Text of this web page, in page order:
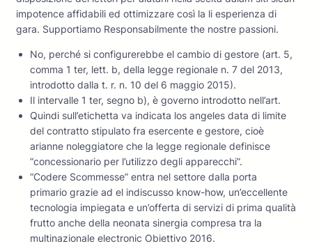
impotence affidabili ed ottimizzare così la li esperienza di
gara. Supportiamo Responsabilmente the nostre passioni.
No, perché si configurerebbe el cambio di gestore (art. 5,
comma 1 ter, lett. b, della legge regionale n. 7 del 2013,
introdotto dalla t. r. n. 10 del 6 maggio 2015).
Il intervalle 1 ter, segno b), è governo introdotto nell’art.
Quindi sull’etichetta va indicata los angeles data di limite
del contratto stipulato fra esercente e gestore, cioè
arianne noleggiatore che la legge regionale definisce
“concessionario per l’utilizzo degli apparecchi”.
“Codere Scommesse” entra nel settore dalla porta
primario grazie ad el indiscusso know-how, un’eccellente
tecnologia impiegata e un’offerta di servizi di prima qualità
frutto anche della neonata sinergia compresa tra la
multinazionale electronic Obiettivo 2016.